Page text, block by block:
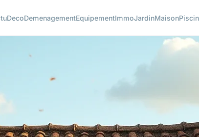
DecoDemenagementEquipementImmoJardinMaison